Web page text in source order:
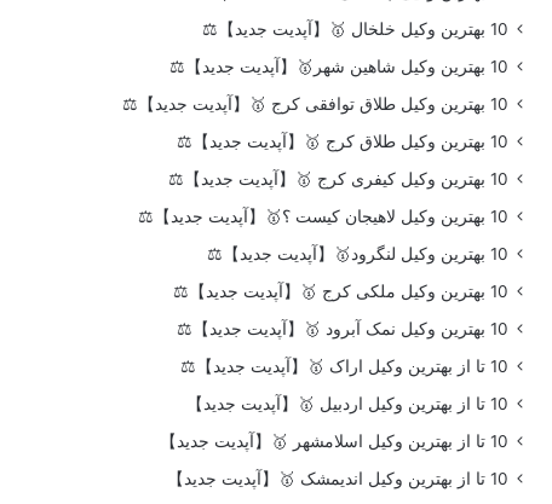
10 بهترین وکیل خلخال 🥇【آپدیت جدید】⚖️
10 بهترین وکیل شاهین شهر🥇【آپدیت جدید】⚖️
10 بهترین وکیل طلاق توافقی کرج 🥇【آپدیت جدید】⚖️
10 بهترین وکیل طلاق کرج 🥇【آپدیت جدید】⚖️
10 بهترین وکیل کیفری کرج 🥇【آپدیت جدید】⚖️
10 بهترین وکیل لاهیجان کیست ؟🥇【آپدیت جدید】⚖️
10 بهترین وکیل لنگرود🥇【آپدیت جدید】⚖️
10 بهترین وکیل ملکی کرج 🥇【آپدیت جدید】⚖️
10 بهترین وکیل نمک آبرود 🥇【آپدیت جدید】⚖️
10 تا از بهترین وکیل اراک 🥇【آپدیت جدید】⚖️
10 تا از بهترین وکیل اردبیل 🥇【آپدیت جدید】
10 تا از بهترین وکیل اسلامشهر 🥇【آپدیت جدید】
10 تا از بهترین وکیل اندیمشک 🥇【آپدیت جدید】